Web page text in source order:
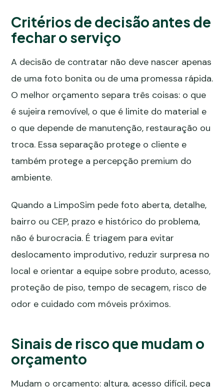
Critérios de decisão antes de
fechar o serviço
A decisão de contratar não deve nascer apenas
de uma foto bonita ou de uma promessa rápida.
O melhor orçamento separa três coisas: o que
é sujeira removível, o que é limite do material e
o que depende de manutenção, restauração ou
troca. Essa separação protege o cliente e
também protege a percepção premium do
ambiente.
Quando a LimpoSim pede foto aberta, detalhe,
bairro ou CEP, prazo e histórico do problema,
não é burocracia. É triagem para evitar
deslocamento improdutivo, reduzir surpresa no
local e orientar a equipe sobre produto, acesso,
proteção de piso, tempo de secagem, risco de
odor e cuidado com móveis próximos.
Sinais de risco que mudam o
orçamento
Mudam o orçamento: altura, acesso difícil, peça